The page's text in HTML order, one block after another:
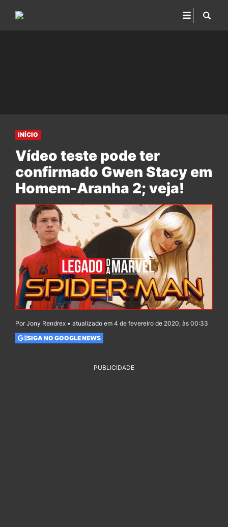
INÍCIO
Vídeo teste pode ter
confirmado Gwen Stacy em
Homem-Aranha 2; veja!
Por Jony Rendrex • atualizado em 4 de fevereiro de 2020, às 00:33
SIGA NO GOOGLE NEWS
PUBLICIDADE